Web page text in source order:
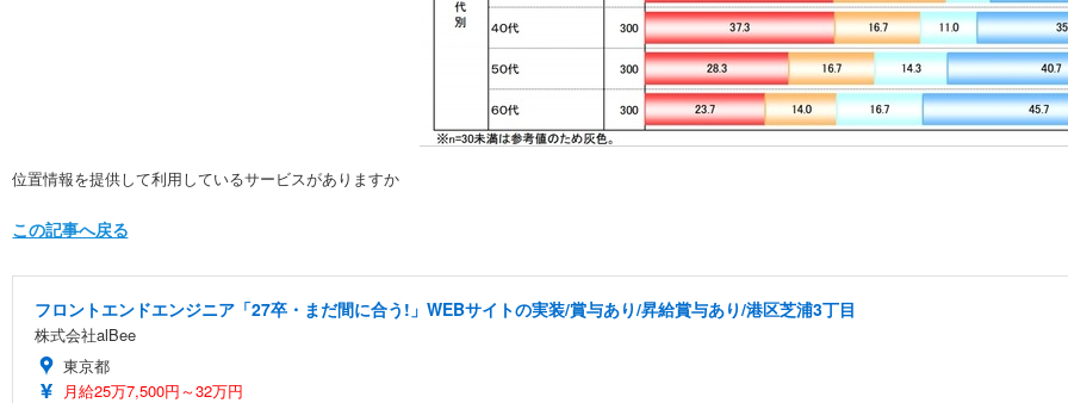
位置情報を提供して利用しているサービスがありますか
この記事へ戻る
フロントエンドエンジニア「27卒・まだ間に合う!」WEBサイトの実装/賞与あり/昇給賞与あり/港区芝浦3丁目
株式会社alBee
東京都
月給25万7,500円～32万円